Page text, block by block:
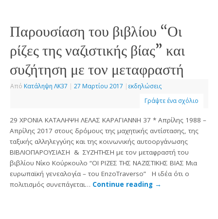
Παρουσίαση του βιβλίου “Οι
ρίζες της ναζιστικής βίας” και
συζήτηση με τον μεταφραστή
Από Κατάληψη ΛΚ37 | 27 Μαρτίου 2017 | εκδηλώσεις
Γράψτε ένα σχόλιο
29 ΧΡΟΝΙΑ ΚΑΤΑΛΗΨΗ ΛΕΛΑΣ ΚΑΡΑΓΙΑΝΝΗ 37 * Απρίλης 1988 –
Απρίλης 2017 στους δρόμους της μαχητικής αντίστασης, της
ταξικής αλληλεγγύης και της κοινωνικής αυτοοργάνωσης
ΒΙΒΛΙΟΠΑΡΟΥΣΙΑΣΗ & ΣΥΖΗΤΗΣΗ με τον μεταφραστή του
βιβλίου Νίκο Κούρκουλο “ΟΙ ΡΙΖΕΣ ΤΗΣ ΝΑΖΙΣΤΙΚΗΣ ΒΙΑΣ Μια
ευρωπαϊκή γενεαλογία – του EnzoTraverso” Η ιδέα ότι ο
πολιτισμός συνεπάγεται… Continue reading →